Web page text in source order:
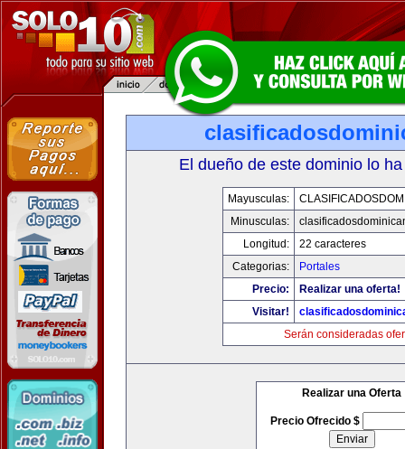
El dueño de este dominio lo
Mayusculas:
Minusculas:
Longitud:
22 caracteres
Categorias:
Portales
Precio:
Realizar una oferta!
Visitar!
Serán consideradas
Realizar una Oferta
Precio Ofrecido $